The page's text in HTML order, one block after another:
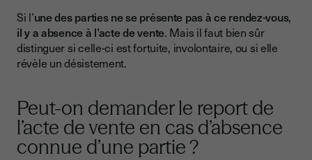
Si l’une des parties ne se présente pas à ce rendez-vous,
il y a absence à l’acte de vente. Mais il faut bien sûr
distinguer si celle-ci est fortuite, involontaire, ou si elle
révèle un désistement.
Peut-on demander le report de
l’acte de vente en cas d’absence
connue d’une partie ?